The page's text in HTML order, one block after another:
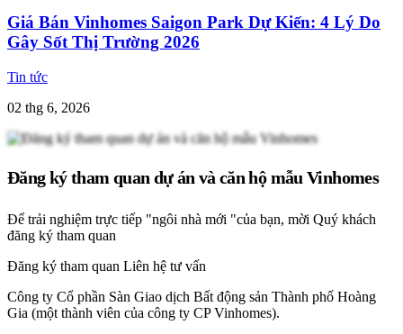
Giá Bán Vinhomes Saigon Park Dự Kiến: 4 Lý Do
Gây Sốt Thị Trường 2026
Tin tức
02 thg 6, 2026
Đăng ký tham quan dự án và căn hộ mẫu Vinhomes
Để trải nghiệm trực tiếp "ngôi nhà mới "của bạn, mời Quý khách
đăng ký tham quan
Đăng ký tham quan Liên hệ tư vấn
Công ty Cổ phần Sàn Giao dịch Bất động sản Thành phố Hoàng
Gia (một thành viên của công ty CP Vinhomes).